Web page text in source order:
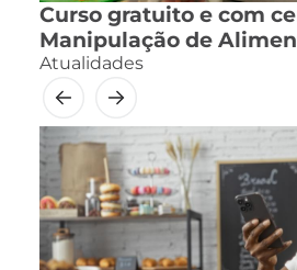
Curso gratuito e com
Manipulação de
Atualidades